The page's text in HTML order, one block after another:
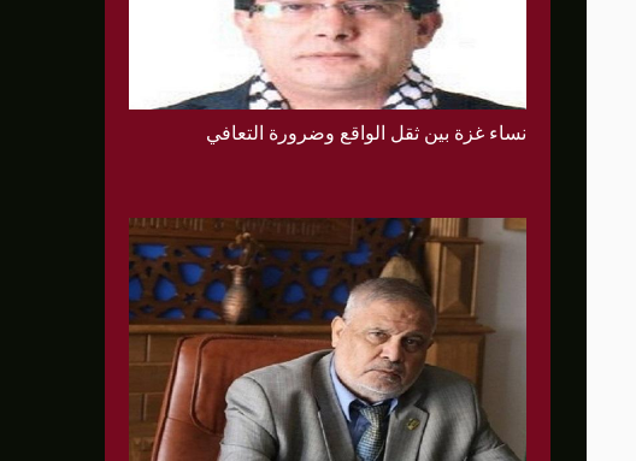
نساء غزة بين ثقل الواقع وضرورة التعافي